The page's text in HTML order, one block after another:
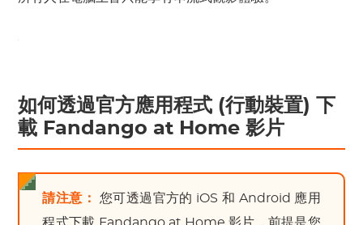
如何透過官方應用程式 (行動裝置) 下
載 Fandango at Home 影片
請注意：
您可透過官方的 iOS 和 Android 應用